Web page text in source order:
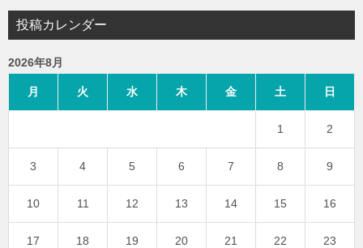
投稿カレンダー
2026年8月
月 火 水 木 金 土 日
1 2
3 4 5 6 7 8 9
10 11 12 13 14 15 16
17 18 19 20 21 22 23